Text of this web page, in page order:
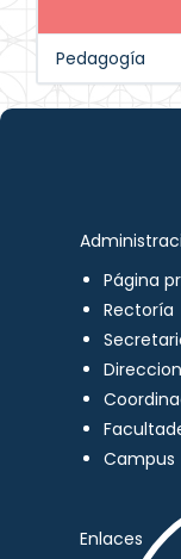
Pedagogía
Página
Rectoría
Campus
Enlaces